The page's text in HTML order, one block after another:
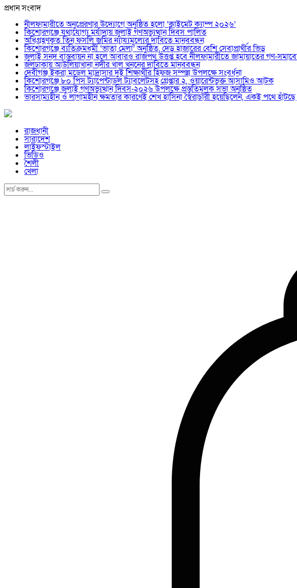
প্রধান সংবাদ
নীলফামারীতে অনুপ্রেরণার উদ্যোগে অনুষ্ঠিত হলো ‘ক্লাইমেট ক্যাম্প ২০২৬’
কিশোরগঞ্জে যথাযোগ্য মর্যাদায় জুলাই গণঅভ্যুত্থান দিবস পালিত
অধিগ্রহণকৃত তিন ফসলি জমির ন্যায্যমূল্যের দাবিতে মানববন্ধন
কিশোরগঞ্জে ব্যতিক্রমধর্মী ‘ভাতা মেলা’ অনুষ্ঠিত, দেড় হাজারের বেশি সেবাপ্রার্থীর ভিড়
জুলাই সনদ বাস্তবায়ন না হলে আবারও রাজপথ উত্তপ্ত হবে নীলফামারীতে জামায়াতের গণ-
জলঢাকায় আউলিয়াখানা নদীর খাল খননের দাবিতে মানববন্ধন
দেবীগঞ্জ ইকরা মডেল মাদ্রাসার দুই শিক্ষার্থীর হিফজ সম্পন্ন উপলক্ষে সংবর্ধনা
কিশোরগঞ্জে ৮০ পিস ট্যাপেন্টাডল ট্যাবলেটসহ গ্রেপ্তার ২, ওয়ারেন্টভুক্ত আসামিও আটক
কিশোরগঞ্জে জুলাই গণঅভ্যুত্থান দিবস-২০২৬ উপলক্ষে প্রস্তুতিমূলক সভা অনুষ্ঠিত
ভারসাম্যহীন ও লাগামহীন ক্ষমতার কারণেই শেখ হাসিনা স্বৈরাচারী হয়েছিলেন, একই পথে
রাজধানী
সারাদেশ
লাইফস্টাইল
ভিডিও
শৈলী
খেলা